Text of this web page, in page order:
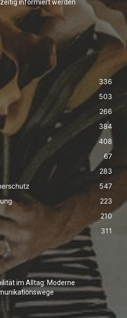
informiert werden
336
503
266
384
408
67
283
547
223
210
311
im Alltag: Moderne